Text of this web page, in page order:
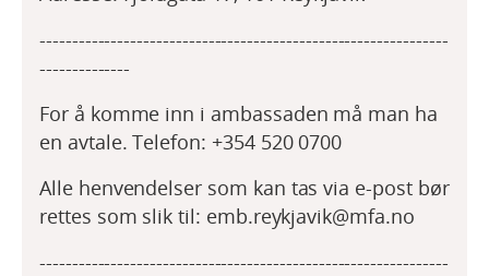
---------------------------------------------------------------
--------------
For å komme inn i ambassaden må man ha
en avtale. Telefon: +354 520 0700
Alle henvendelser som kan tas via e-post bør
rettes som slik til: emb.reykjavik@mfa.no
---------------------------------------------------------------